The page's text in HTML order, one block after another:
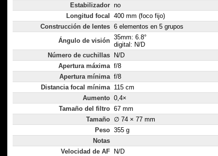
Estabilizador no
Longitud focal
400 mm (foco fijo)
Construcción de lentes 6 elementos en 5 grupos
Ángulo de visión 35mm: 6.8°
digital: N/D
Número de cuchillas
N/D
Apertura máxima f/8
Apertura mínima f/8
Distancia focal mínima 115 cm
Aumento 0,4×
Tamaño del filtro 67 mm
Tamaño ∅ 74 × 77 mm
Peso 355 g
Notas
Velocidad de AF
N/D